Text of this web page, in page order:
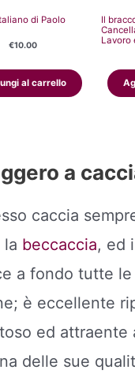
di Paolo
€10.00
al carrello
Il
Lavoro
a
caccia
la beccaccia, ed
a fondo tutte
è eccellente
ed attraente
delle sue